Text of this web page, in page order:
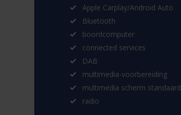
Apple Carplay/Android Auto
Bluetooth
boordcomputer
connected services
DAB
multimedia-voorbereiding
multimedia scherm standaard
radio